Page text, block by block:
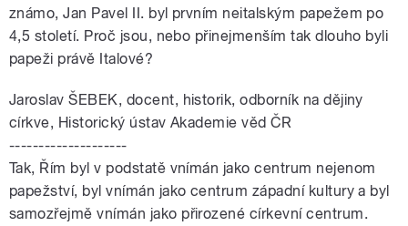
známo, Jan Pavel II. byl prvním neitalským papežem po
4,5 století. Proč jsou, nebo přinejmenším tak dlouho byli
papeži právě Italové?
Jaroslav ŠEBEK, docent, historik, odborník na dějiny
církve, Historický ústav Akademie věd ČR
--------------------
Tak, Řím byl v podstatě vnímán jako centrum nejenom
papežství, byl vnímán jako centrum západní kultury a byl
samozřejmě vnímán jako přirozené církevní centrum.